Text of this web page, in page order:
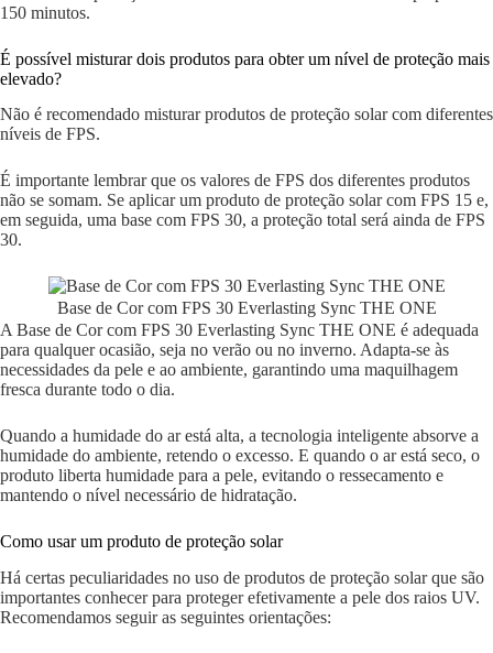
150 minutos.
É possível misturar dois produtos para obter um nível de proteção mais
elevado?
Não é recomendado misturar produtos de proteção solar com diferentes
níveis de FPS.
É importante lembrar que os valores de FPS dos diferentes produtos
não se somam. Se aplicar um produto de proteção solar com FPS 15 e,
em seguida, uma base com FPS 30, a proteção total será ainda de FPS
30.
Base de Cor com FPS 30 Everlasting Sync THE ONE
A Base de Cor com FPS 30 Everlasting Sync THE ONE é adequada
para qualquer ocasião, seja no verão ou no inverno. Adapta-se às
necessidades da pele e ao ambiente, garantindo uma maquilhagem
fresca durante todo o dia.
Quando a humidade do ar está alta, a tecnologia inteligente absorve a
humidade do ambiente, retendo o excesso. E quando o ar está seco, o
produto liberta humidade para a pele, evitando o ressecamento e
mantendo o nível necessário de hidratação.
Como usar um produto de proteção solar
Há certas peculiaridades no uso de produtos de proteção solar que são
importantes conhecer para proteger efetivamente a pele dos raios UV.
Recomendamos seguir as seguintes orientações: